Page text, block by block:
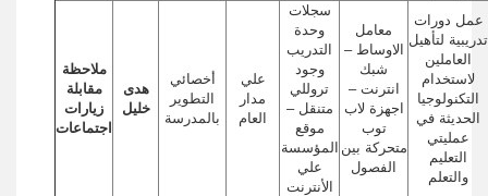
عمل دورات
تدريبية لتأهيل
العاملين
لاستخدام
التكنولوجيا
الحديثة في
عمليتي
التعليم
والتعلم
معامل
الاوساط –
شبك
انترنت –
اجهزة لاب
توب
متحركة بين
الفصول
سجلات
وحدة
التدريب
وجود
تروللي
متنقل –
موقع
المؤسسة
علي
الأنترنت
علي
مدار
العام
أخصائي
التطوير
بالمدرسة
هدى
خليل
ملاحظة
مقابلة
زيارات
اجتماعات